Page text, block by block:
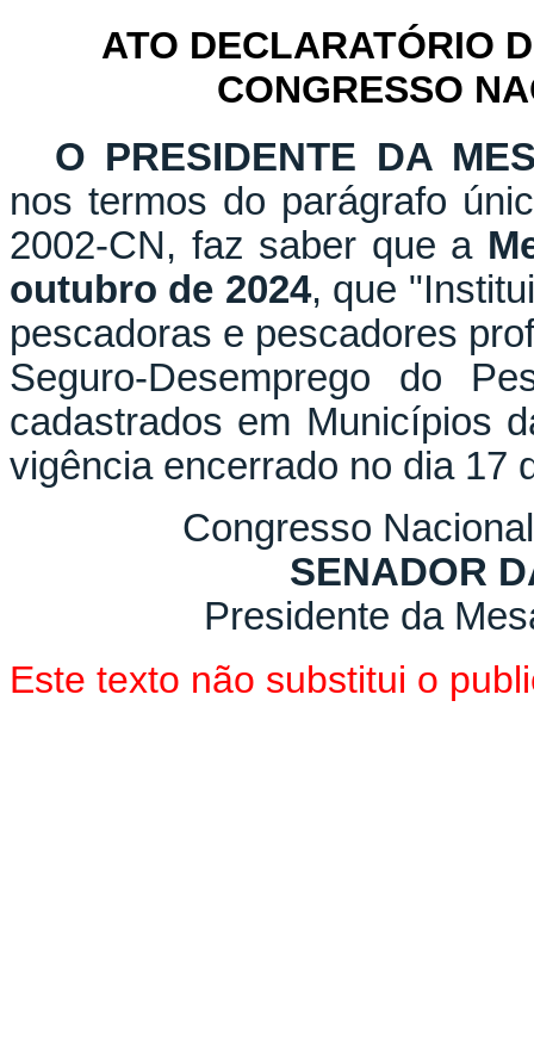
ATO DECLARATÓRIO
CONGRESSO
O PRESIDENTE DA
nos termos do parágrafo
2002-CN, faz saber que a
outubro de 2024, que
pescadoras e pescadores
Seguro-Desemprego do
cadastrados em Municípios
vigência encerrado no dia 17
Congresso
SENADOR
Presidente da
Este texto não substitui o